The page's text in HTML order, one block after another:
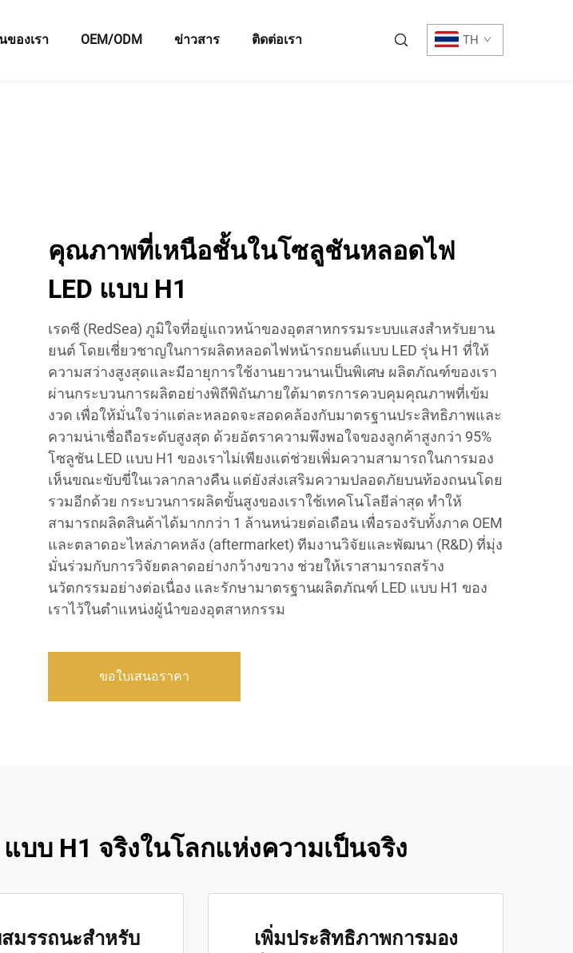
ของเรา OEM/ODM ข่าวสาร ติดต่อเรา TH
คุณภาพที่เหนือชั้นในโซลูชันหลอดไฟ
LED แบบ H1
เรดซี (RedSea) ภูมิใจที่อยู่แถวหน้าของอุตสาหกรรมระบบแสงสำหรับยาน
ยนต์ โดยเชี่ยวชาญในการผลิตหลอดไฟหน้ารถยนต์แบบ LED รุ่น H1 ที่ให้
ความสว่างสูงสุดและมีอายุการใช้งานยาวนานเป็นพิเศษ ผลิตภัณฑ์ของเรา
ผ่านกระบวนการผลิตอย่างพิถีพิถันภายใต้มาตรการควบคุมคุณภาพที่เข้ม
งวด เพื่อให้มั่นใจว่าแต่ละหลอดจะสอดคล้องกับมาตรฐานประสิทธิภาพและ
ความน่าเชื่อถือระดับสูงสุด ด้วยอัตราความพึงพอใจของลูกค้าสูงกว่า 95%
โซลูชัน LED แบบ H1 ของเราไม่เพียงแต่ช่วยเพิ่มความสามารถในการมอง
เห็นขณะขับขี่ในเวลากลางคืน แต่ยังส่งเสริมความปลอดภัยบนท้องถนนโดย
รวมอีกด้วย กระบวนการผลิตขั้นสูงของเราใช้เทคโนโลยีล่าสุด ทำให้
สามารถผลิตสินค้าได้มากกว่า 1 ล้านหน่วยต่อเดือน เพื่อรองรับทั้งภาค OEM
และตลาดอะไหล่ภาคหลัง (aftermarket) ทีมงานวิจัยและพัฒนา (R&D) ที่มุ่ง
มั่นร่วมกับการวิจัยตลาดอย่างกว้างขวาง ช่วยให้เราสามารถสร้าง
นวัตกรรมอย่างต่อเนื่อง และรักษามาตรฐานผลิตภัณฑ์ LED แบบ H1 ของ
เราไว้ในตำแหน่งผู้นำของอุตสาหกรรม
ขอใบเสนอราคา
บบ H1 จริงในโลกแห่งความเป็นจริง
มรรถนะสำหรับ
เพิ่มประสิทธิภาพการมอง